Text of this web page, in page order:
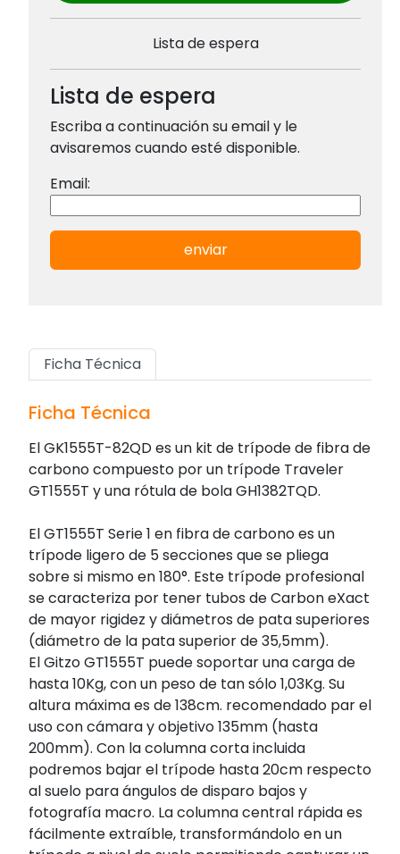
Lista de espera
Lista de espera
Escriba a continuación su email y le
avisaremos cuando esté disponible.
Email:
enviar
Ficha Técnica
Ficha Técnica
El GK1555T-82QD es un kit de trípode de fibra de
carbono compuesto por un trípode Traveler
GT1555T y una rótula de bola GH1382TQD.
El GT1555T Serie 1 en fibra de carbono es un
trípode ligero de 5 secciones que se pliega
sobre si mismo en 180°. Este trípode profesional
se caracteriza por tener tubos de Carbon eXact
de mayor rigidez y diámetros de pata superiores
(diámetro de la pata superior de 35,5mm).
El Gitzo GT1555T puede soportar una carga de
hasta 10Kg, con un peso de tan sólo 1,03Kg. Su
altura máxima es de 138cm. recomendado par el
uso con cámara y objetivo 135mm (hasta
200mm). Con la columna corta incluida
podremos bajar el trípode hasta 20cm respecto
al suelo para ángulos de disparo bajos y
fotografía macro. La columna central rápida es
fácilmente extraíble, transformándolo en un